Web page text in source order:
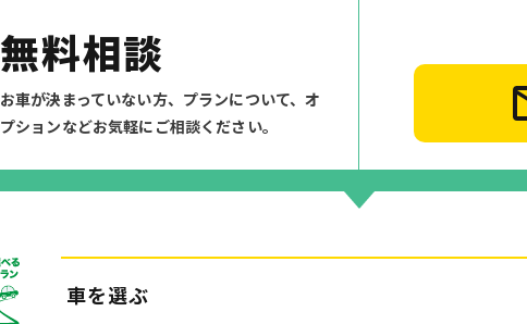
無料相談
お車が決まっていない方、プランについて、オ
プションなどお気軽にご相談ください。
車を選ぶ